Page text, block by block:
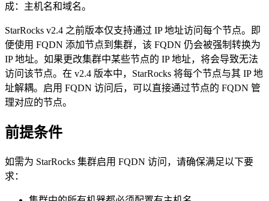
成：主机名和域名。
StarRocks v2.4 之前版本仅支持通过 IP 地址访问每个节点。即
便使用 FQDN 添加节点到集群，该 FQDN 仍会被强制转换为
IP 地址。如果更改集群中某些节点的 IP 地址，将会导致无法
访问该节点。在 v2.4 版本中，StarRocks 将每个节点与其 IP 地
址解耦。启用 FQDN 访问后，可以直接通过节点的 FQDN 管
理对应的节点。
前提条件
如需为 StarRocks 集群启用 FQDN 访问，请确保满足以下要
求：